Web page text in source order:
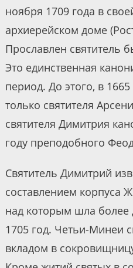
ноября 1709 года в
архиерейском доме
Прославлен святитель
Это единственная
период. До этого, в
только святителя
святителя Димитрия
году преподобного
Святитель Димитрий
составлением корпуса
над которым шла более
1705 год. Четьи-Минеи
вкладом в